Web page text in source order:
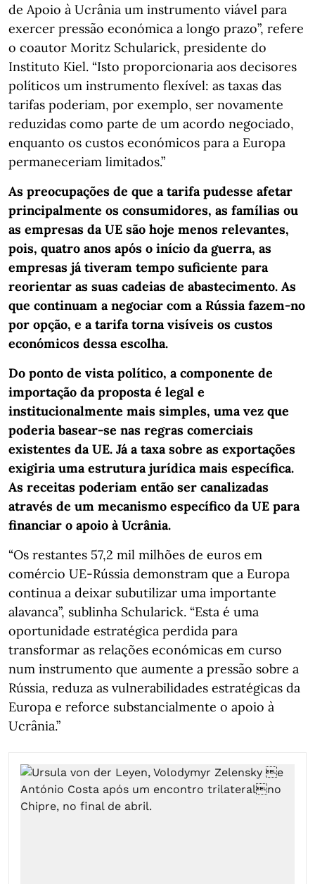
de Apoio à Ucrânia um instrumento viável para
exercer pressão económica a longo prazo”, refere
o coautor Moritz Schularick, presidente do
Instituto Kiel. “Isto proporcionaria aos decisores
políticos um instrumento flexível: as taxas das
tarifas poderiam, por exemplo, ser novamente
reduzidas como parte de um acordo negociado,
enquanto os custos económicos para a Europa
permaneceriam limitados.”
As preocupações de que a tarifa pudesse afetar
principalmente os consumidores, as famílias ou
as empresas da UE são hoje menos relevantes,
pois, quatro anos após o início da guerra, as
empresas já tiveram tempo suficiente para
reorientar as suas cadeias de abastecimento. As
que continuam a negociar com a Rússia fazem-no
por opção, e a tarifa torna visíveis os custos
económicos dessa escolha.
Do ponto de vista político, a componente de
importação da proposta é legal e
institucionalmente mais simples, uma vez que
poderia basear-se nas regras comerciais
existentes da UE. Já a taxa sobre as exportações
exigiria uma estrutura jurídica mais específica.
As receitas poderiam então ser canalizadas
através de um mecanismo específico da UE para
financiar o apoio à Ucrânia.
“Os restantes 57,2 mil milhões de euros em
comércio UE-Rússia demonstram que a Europa
continua a deixar subutilizar uma importante
alavanca”, sublinha Schularick. “Esta é uma
oportunidade estratégica perdida para
transformar as relações económicas em curso
num instrumento que aumente a pressão sobre a
Rússia, reduza as vulnerabilidades estratégicas da
Europa e reforce substancialmente o apoio à
Ucrânia.”